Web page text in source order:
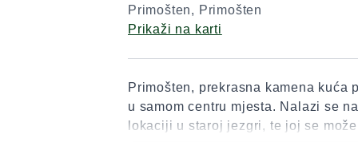
Primošten, Primošten
Prikaži na karti
Primošten, prekrasna kamena kuća
u samom centru mjesta. Nalazi se
lokaciji u staroj jezgri, te joj se